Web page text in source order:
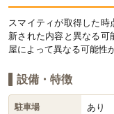
スマイティが取得した
新された内容と異なる
屋によって異なる可能性
設備・特徴
駐車場 あり